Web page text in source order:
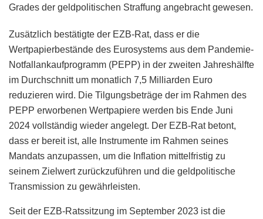
Grades der geldpolitischen Straffung angebracht gewesen.
Zusätzlich bestätigte der EZB-Rat, dass er die
Wertpapierbestände des Eurosystems aus dem Pandemie-
Notfallankaufprogramm (PEPP) in der zweiten Jahreshälfte
im Durchschnitt um monatlich 7,5 Milliarden Euro
reduzieren wird. Die Tilgungsbeträge der im Rahmen des
PEPP erworbenen Wertpapiere werden bis Ende Juni
2024 vollständig wieder angelegt. Der EZB-Rat betont,
dass er bereit ist, alle Instrumente im Rahmen seines
Mandats anzupassen, um die Inflation mittelfristig zu
seinem Zielwert zurückzuführen und die geldpolitische
Transmission zu gewährleisten.
Seit der EZB-Ratssitzung im September 2023 ist die